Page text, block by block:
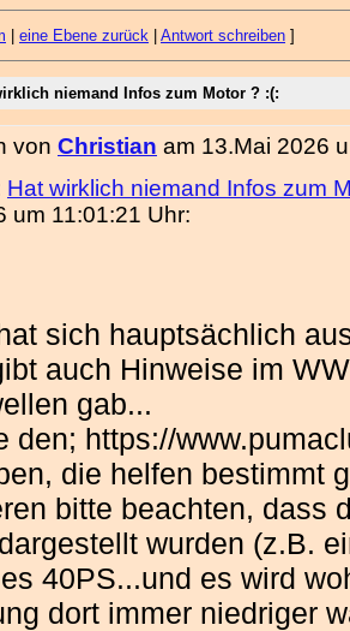
eine Ebene zurück Antwort schreiben ]
niemand Infos zum Motor ? :(:
von Christian am 13.Mai 2026
Hat wirklich niemand Infos zum
um 11:01:21 Uhr:
sich hauptsächlich
auch Hinweise im
gab...
den; https://
die helfen bestimmt
bitte beachten, dass
wurden (z.B.
40PS...und es wird
dort immer niedriger